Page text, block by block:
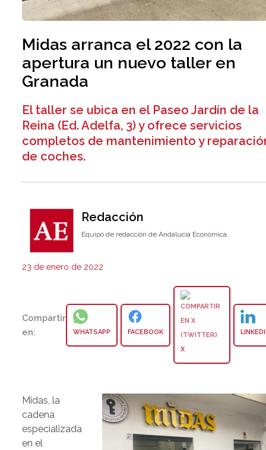
Midas arranca el 2022 con la
apertura un nuevo taller en
Granada
El taller se ubica en el Paseo Jardín de la
Reina (Ed. Adelfa, 3) y ofrece servicios
completos de mantenimiento y
de coches.
Redacción
Equipo de redacción de Andalucía Económica.
23 de enero de 2022
Compartir
en:
WHATSAPP FACEBOOK
X
Midas, la
cadena
especializada
en el